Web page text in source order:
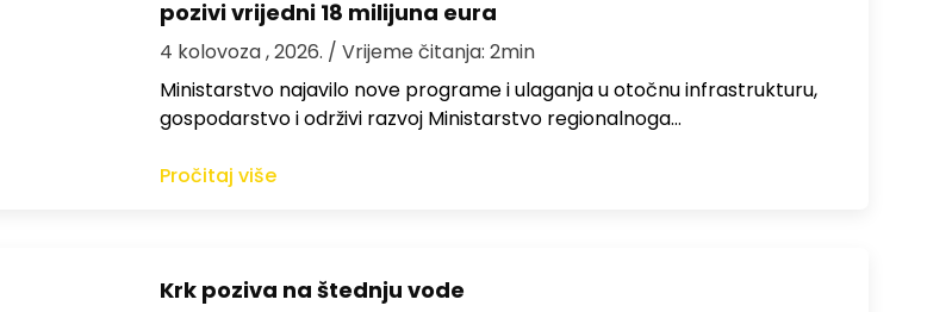
pozivi vrijedni 18 milijuna eura
4 kolovoza , 2026. / Vrijeme čitanja: 2min
Ministarstvo najavilo nove programe i ulaganja u otočnu infrastrukturu,
gospodarstvo i održivi razvoj Ministarstvo regionalnoga…
Pročitaj više
Krk poziva na štednju vode